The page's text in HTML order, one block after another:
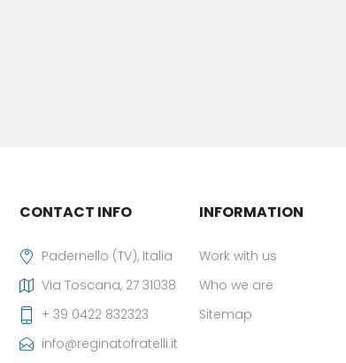
CONTACT INFO
Padernello (TV), Italia
Via Toscana, 27 31038
+ 39 0422 832323
info@reginatofratelli.it
INFORMATION
Work with us
Who we are
Sitemap